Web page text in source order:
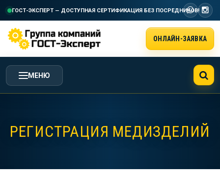
ГОСТ-ЭКСПЕРТ — ДОСТУПНАЯ СЕРТИФИКАЦИЯ БЕЗ ПОСРЕДНИКОВ!
ОНЛАЙН-ЗАЯВКА
МЕНЮ
УСЛУГИ ГК ГОСТ-ЭКСПЕРТ
СТОИМОСТЬ РАБОТ
РЕГИСТРАЦИЯ МЕДИЗДЕЛИЙ